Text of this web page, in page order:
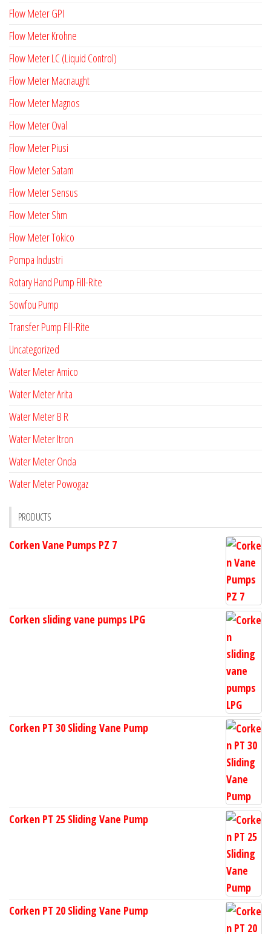
Flow Meter GPI
Flow Meter Krohne
Flow Meter LC (Liquid Control)
Flow Meter Macnaught
Flow Meter Magnos
Flow Meter Oval
Flow Meter Piusi
Flow Meter Satam
Flow Meter Sensus
Flow Meter Shm
Flow Meter Tokico
Pompa Industri
Rotary Hand Pump Fill-Rite
Sowfou Pump
Transfer Pump Fill-Rite
Uncategorized
Water Meter Amico
Water Meter Arita
Water Meter B R
Water Meter Itron
Water Meter Onda
Water Meter Powogaz
PRODUCTS
Corken Vane Pumps PZ 7
Corken sliding vane pumps LPG
Corken PT 30 Sliding Vane Pump
Corken PT 25 Sliding Vane Pump
Corken PT 20 Sliding Vane Pump